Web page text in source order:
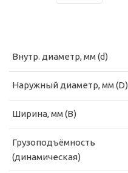
Внутр. диаметр, мм (d)
Наружный диаметр, мм (D)
Ширина, мм (B)
Грузоподъёмность
(динамическая)